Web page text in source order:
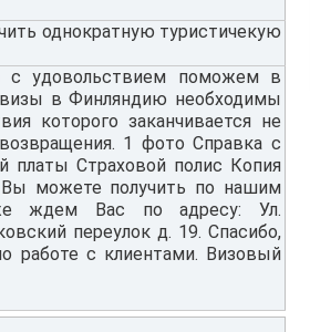
однократную туристичекую
удовольствием поможем в
в Финляндию необходимы
которого заканчивается не
1 фото Справка с
платы Страховой полис Копия
Вы можете получить по нашим
ждем Вас по адресу: Ул.
переулок д. 19. Спасибо,
работе с клиентами. Визовый